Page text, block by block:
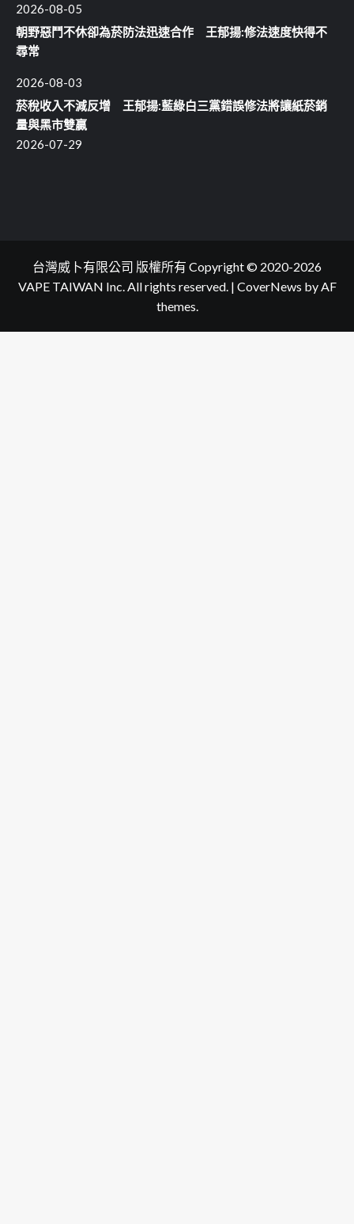
2026-08-05
朝野惡鬥不休卻為菸防法迅速合作 王郁揚:修法速度快得不
尋常
2026-08-03
菸稅收入不減反增 王郁揚:藍綠白三黨錯誤修法將讓紙菸銷
量與黑市雙贏
2026-07-29
台灣威卜有限公司 版權所有 Copyright © 2020-2026
VAPE TAIWAN Inc. All rights reserved. | CoverNews by AF
themes.